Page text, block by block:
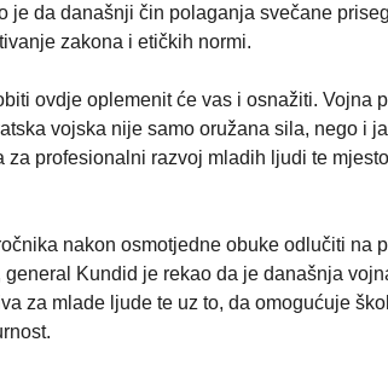
je da današnji čin polaganja svečane
zakona i etičkih normi.
ovdje oplemenit će vas i osnažiti. Vojna
vojska nije samo oružana sila, nego i
za profesionalni razvoj mladih ljudi te
nakon osmotjedne obuke odlučiti na
Kundid je rekao da je današnja
za mlade ljude te uz to, da omogućuje